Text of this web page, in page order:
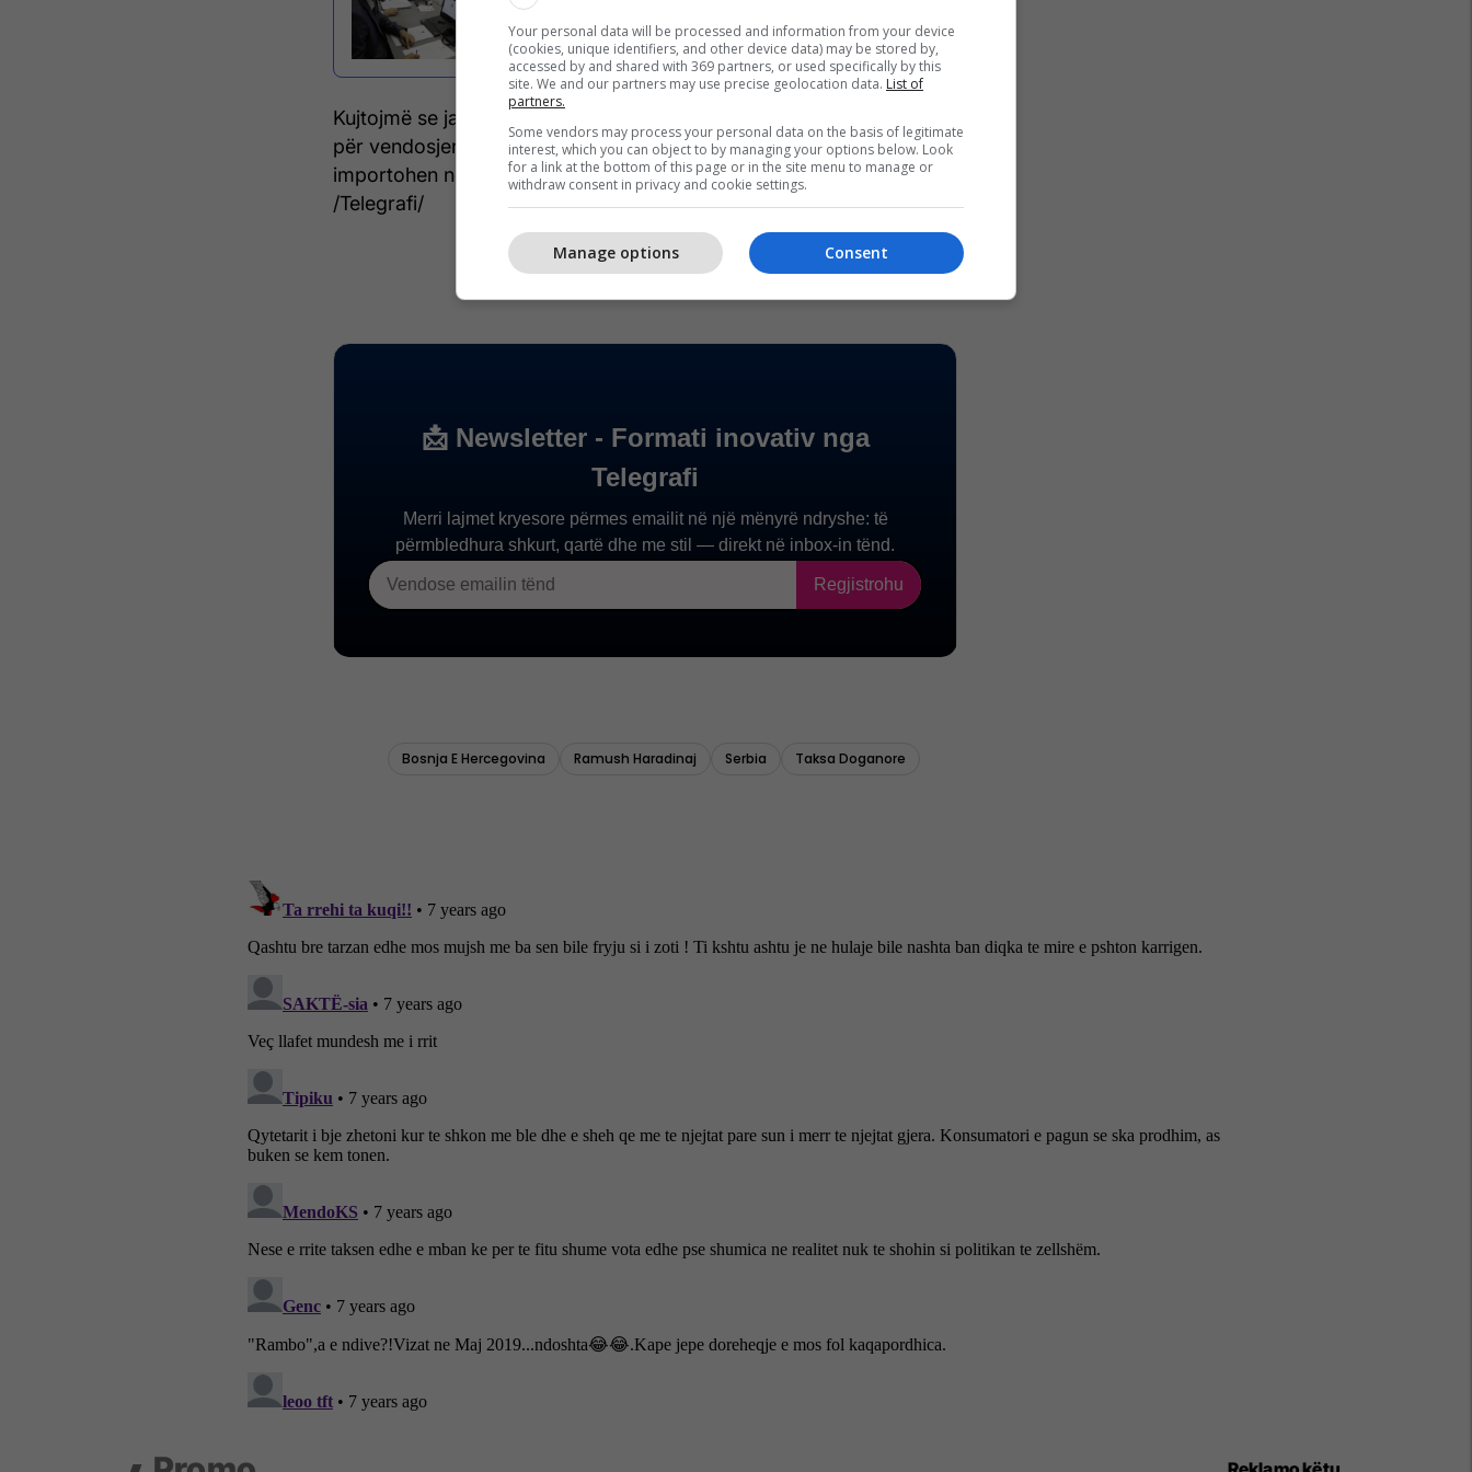
Kujtojmë se javën e kaluar, Qeveria e Kosovës kishte marr vendim
për vendosjen e taksës prej 10 për qind për të gjitha mallrat që
importohen në Kosovë nga Serbia dhe Bosnja e Hercegovina.
/Telegrafi/
Your personal data will be processed and information from your device
(cookies, unique identifiers, and other device data) may be stored by,
accessed by and shared with 369 partners, or used specifically by this
site. We and our partners may use precise geolocation data. List of
partners.
Some vendors may process your personal data on the basis of legitimate
interest, which you can object to by managing your options below. Look
for a link at the bottom of this page or in the site menu to manage or
withdraw consent in privacy and cookie settings.
Consent
Manage options